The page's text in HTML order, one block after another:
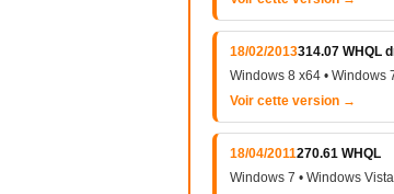
18/02/2013314.07 WHQL
Windows 8 x64 • Windows
Voir cette version →
18/04/2011270.61 WHQL
Windows 7 • Windows Vista